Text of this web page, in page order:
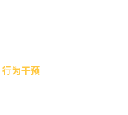
为干预